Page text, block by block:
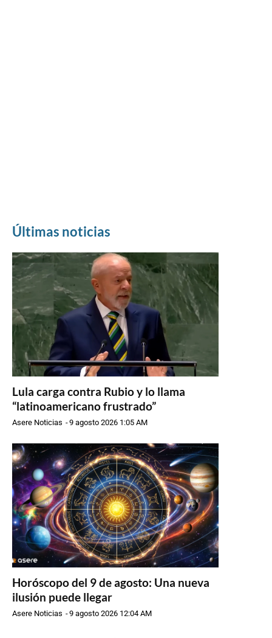
Últimas noticias
Lula carga contra Rubio y lo llama
“latinoamericano frustrado”
Asere Noticias -9 agosto 2026 1:05 AM
Horóscopo del 9 de agosto: Una nueva
ilusión puede llegar
Asere Noticias -9 agosto 2026 12:04 AM